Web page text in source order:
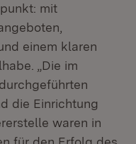
mit
einem klaren
„Die im
die Einrichtung
waren in